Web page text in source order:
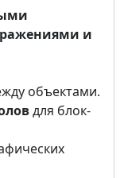
и
объектами.
для блок-